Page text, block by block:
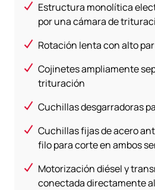
Estructura monolítica
por una cámara de
Rotación lenta con alto
Cojinetes ampliamente
trituración
Cuchillas desgarradoras
Cuchillas fijas de acero
filo para corte en ambos
Motorización diésel y
conectada directamente